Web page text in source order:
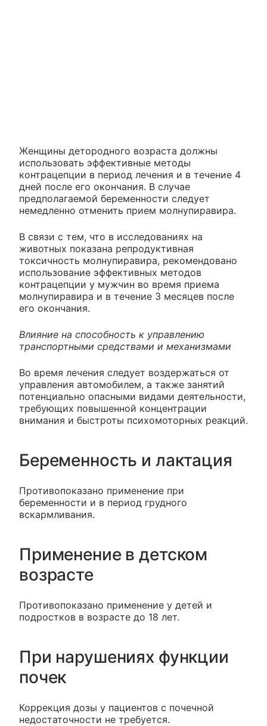
Женщины детородного возраста должны
использовать эффективные методы
контрацепции в период лечения и в течение 4
дней после его окончания. В случае
предполагаемой беременности следует
немедленно отменить прием молнупиравира.
В связи с тем, что в исследованиях на
животных показана репродуктивная
токсичность молнупиравира, рекомендовано
использование эффективных методов
контрацепции у мужчин во время приема
молнупиравира и в течение 3 месяцев после
его окончания.
Влияние на способность к управлению
транспортными средствами и механизмами
Во время лечения следует воздержаться от
управления автомобилем, а также занятий
потенциально опасными видами деятельности,
требующих повышенной концентрации
внимания и быстроты психомоторных реакций.
Беременность и лактация
Противопоказано применение при
беременности и в период грудного
вскармливания.
Применение в детском
возрасте
Противопоказано применение у детей и
подростков в возрасте до 18 лет.
При нарушениях функции
почек
Коррекция дозы у пациентов с почечной
недостаточности не требуется.